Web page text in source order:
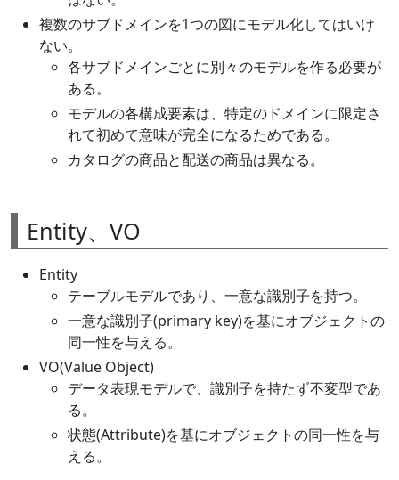
複数のサブドメインを1つの図にモデル化してはいけ
ない。
各サブドメインごとに別々のモデルを作る必要が
ある。
モデルの各構成要素は、特定のドメインに限定さ
れて初めて意味が完全になるためである。
カタログの商品と配送の商品は異なる。
Entity、VO
Entity
テーブルモデルであり、一意な識別子を持つ。
一意な識別子(primary key)を基にオブジェクトの
同一性を与える。
VO(Value Object)
データ表現モデルで、識別子を持たず不変型であ
る。
状態(Attribute)を基にオブジェクトの同一性を与
える。